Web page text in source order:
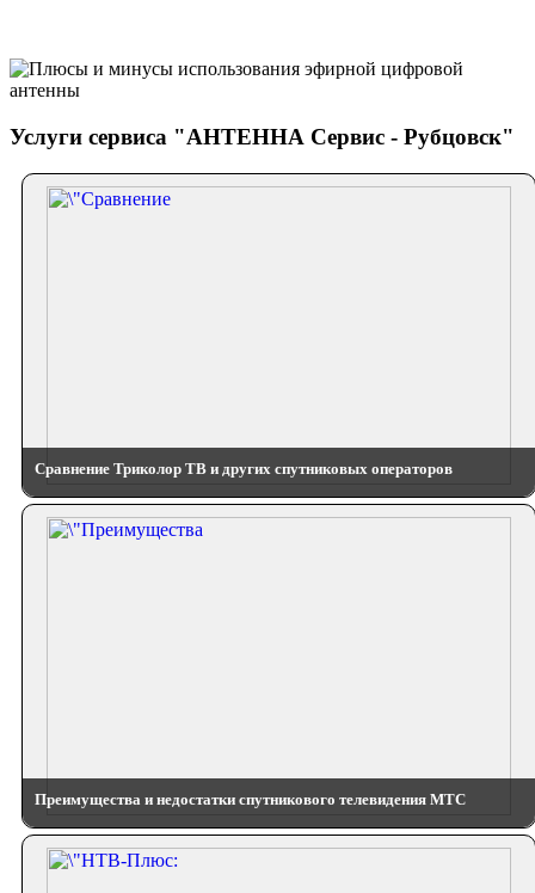
Услуги сервиса "АНТЕННА Сервис - Рубцовск"
Сравнение Триколор ТВ и других спутниковых операторов
Преимущества и недостатки спутникового телевидения МТС